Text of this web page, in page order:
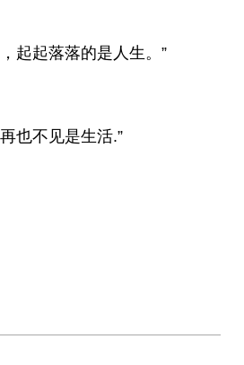
起起落落的是人生。”
也不见是生活.”